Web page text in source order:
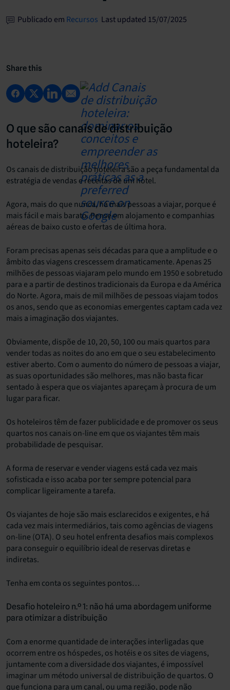
Publicado em Recursos Last updated 15/07/2025
Share this
O que são canais de distribuição
hoteleira?
Os canais de distribuição hoteleira são a peça fundamental da
estratégia de vendas e receitas de um hotel.
Agora, mais do que nunca, há mais pessoas a viajar, porque é
mais fácil e mais barato. Pense em alojamento e companhias
aéreas de baixo custo e ofertas de última hora.
Foram precisas apenas seis décadas para que a amplitude e o
âmbito das viagens crescessem dramaticamente. Apenas 25
milhões de pessoas viajaram pelo mundo em 1950 e sobretudo
para e a partir de destinos tradicionais da Europa e da América
do Norte. Agora, mais de mil milhões de pessoas viajam todos
os anos, sendo que as economias emergentes captam cada vez
mais a imaginação dos viajantes.
Obviamente, dispõe de 10, 20, 50, 100 ou mais quartos para
vender todas as noites do ano em que o seu estabelecimento
estiver aberto. Com o aumento do número de pessoas a viajar,
as suas oportunidades são melhores, mas não basta ficar
sentado à espera que os viajantes apareçam à procura de um
lugar para ficar.
Os hoteleiros têm de fazer publicidade e de promover os seus
quartos nos canais on-line em que os viajantes têm mais
probabilidade de pesquisar.
A forma de reservar e vender viagens está cada vez mais
sofisticada e isso acaba por ter sempre potencial para
complicar ligeiramente a tarefa.
Os viajantes de hoje são mais esclarecidos e exigentes, e há
cada vez mais intermediários, tais como agências de viagens
on-line (OTA). O seu hotel enfrenta desafios mais complexos
para conseguir o equilíbrio ideal de reservas diretas e
indiretas.
Tenha em conta os seguintes pontos…
Desafio hoteleiro n.º 1: não há uma abordagem uniforme
para otimizar a distribuição
Com a enorme quantidade de interações interligadas que
ocorrem entre os hóspedes, os hotéis e os sites de viagens,
juntamente com a diversidade dos viajantes, é impossível
imaginar um método universal de distribuição de quartos. O
que funciona para um canal, ou uma região, pode não